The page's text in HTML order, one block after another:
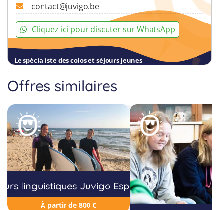
contact@juvigo.be
Cliquez ici pour discuter sur WhatsApp
Le spécialiste des colos et séjours jeunes
Offres similaires
linguistiques Juvigo Espagne
À partir de 800 €